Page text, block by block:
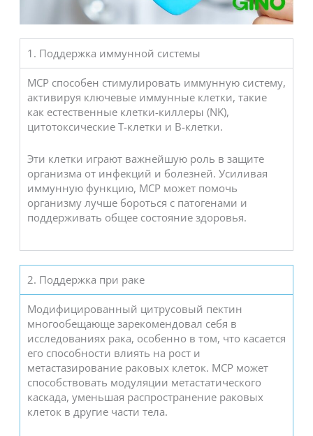
1. Поддержка иммунной системы
MCP способен стимулировать иммунную систему,
активируя ключевые иммунные клетки, такие
как естественные клетки-киллеры (NK),
цитотоксические Т-клетки и В-клетки.
Эти клетки играют важнейшую роль в защите
организма от инфекций и болезней. Усиливая
иммунную функцию, MCP может помочь
организму лучше бороться с патогенами и
поддерживать общее состояние здоровья.
2. Поддержка при раке
Модифицированный цитрусовый пектин
многообещающе зарекомендовал себя в
исследованиях рака, особенно в том, что касается
его способности влиять на рост и
метастазирование раковых клеток. MCP может
способствовать модуляции метастатического
каскада, уменьшая распространение раковых
клеток в другие части тела.